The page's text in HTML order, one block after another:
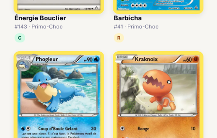
Énergie Bouclier
#143 · Primo-Choc
C
Barbicha
#41 · Primo-Choc
R